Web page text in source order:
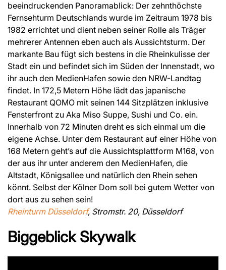
beeindruckenden Panoramablick: Der zehnthöchste
Fernsehturm Deutschlands wurde im Zeitraum 1978 bis
1982 errichtet und dient neben seiner Rolle als Träger
mehrerer Antennen eben auch als Aussichtsturm. Der
markante Bau fügt sich bestens in die Rheinkulisse der
Stadt ein und befindet sich im Süden der Innenstadt, wo
ihr auch den MedienHafen sowie den NRW-Landtag
findet. In 172,5 Metern Höhe lädt das japanische
Restaurant QOMO mit seinen 144 Sitzplätzen inklusive
Fensterfront zu Aka Miso Suppe, Sushi und Co. ein.
Innerhalb von 72 Minuten dreht es sich einmal um die
eigene Achse. Unter dem Restaurant auf einer Höhe von
168 Metern geht’s auf die Aussichtsplattform M168, von
der aus ihr unter anderem den MedienHafen, die
Altstadt, Königsallee und natürlich den Rhein sehen
könnt. Selbst der Kölner Dom soll bei gutem Wetter von
dort aus zu sehen sein!
Rheinturm Düsseldorf, Stromstr. 20, Düsseldorf
Biggeblick Skywalk